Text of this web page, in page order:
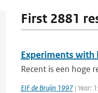
First 2881
Experiments with
Recent is een hoge
EIF de Bruijn 1997| Year: